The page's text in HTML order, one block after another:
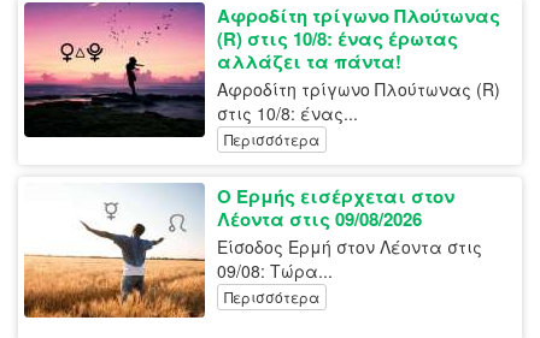
Αφροδίτη τρίγωνο Πλούτωνας
(R) στις 10/8: ένας έρωτας
αλλάζει τα πάντα!
Αφροδίτη τρίγωνο Πλούτωνας (R)
στις 10/8: ένας...
Περισσότερα
Ο Ερμής εισέρχεται στον
Λέοντα στις 09/08/2026
Είσοδος Ερμή στον Λέοντα στις
09/08: Τώρα...
Περισσότερα